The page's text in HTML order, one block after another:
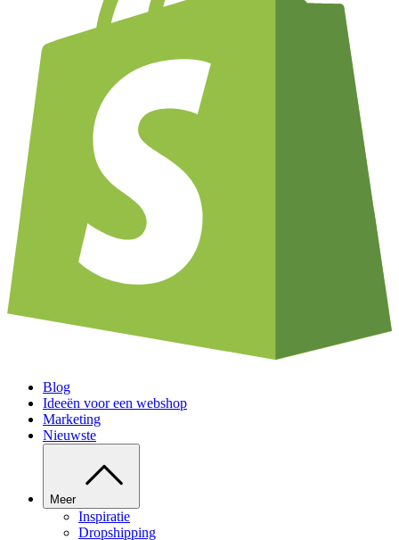
Blog
Ideeën voor een webshop
Marketing
Nieuwste
Meer
Inspiratie
Dropshipping